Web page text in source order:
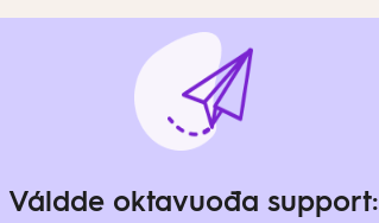
Váldde oktavuođa support: